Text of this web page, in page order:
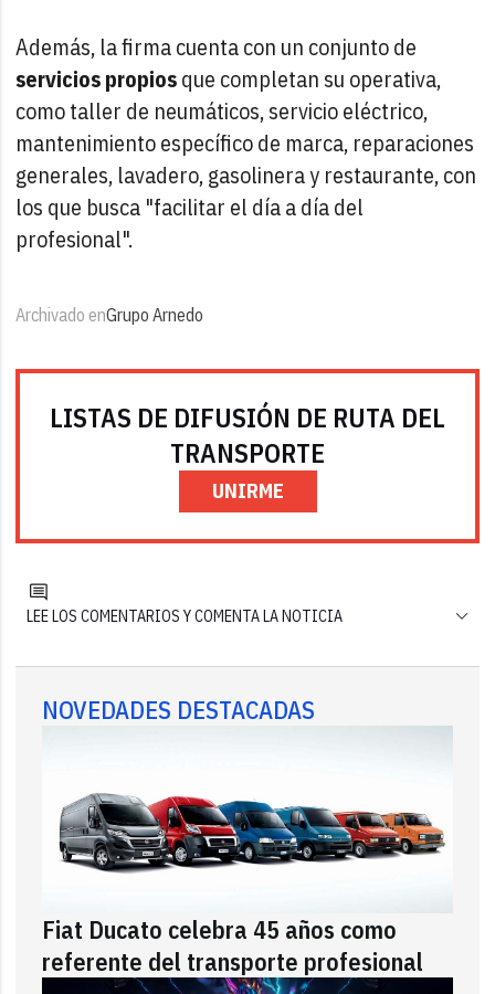
Además, la firma cuenta con un conjunto de
servicios propiosque completan su operativa,
como taller de neumáticos, servicio eléctrico,
mantenimiento específico de marca, reparaciones
generales, lavadero, gasolinera y restaurante, con
los que busca "facilitar el día a día del
profesional".
Archivado enGrupo Arnedo
LISTAS DE DIFUSIÓN DE RUTA DEL
TRANSPORTE
UNIRME
LEE LOS COMENTARIOS Y COMENTA LA NOTICIA
NOVEDADES DESTACADAS
Fiat Ducato celebra 45 años como
referente del transporte profesional